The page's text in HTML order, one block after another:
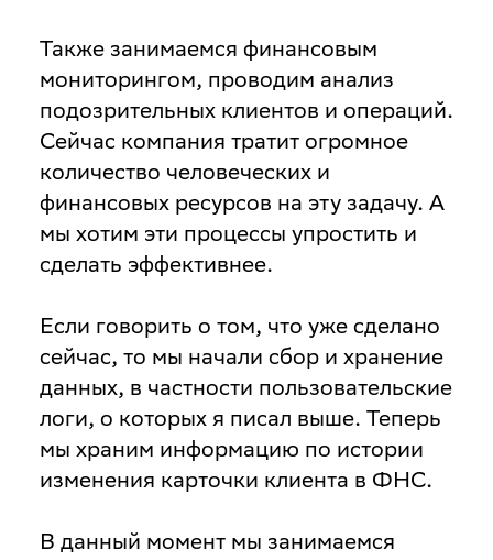
Также занимаемся финансовым
мониторингом, проводим анализ
подозрительных клиентов и операций.
Сейчас компания тратит огромное
количество человеческих и
финансовых ресурсов на эту задачу. А
мы хотим эти процессы упростить и
сделать эффективнее.
Если говорить о том, что уже сделано
сейчас, то мы начали сбор и хранение
данных, в частности пользовательские
логи, о которых я писал выше. Теперь
мы храним информацию по истории
изменения карточки клиента в ФНС.
В данный момент мы занимаемся